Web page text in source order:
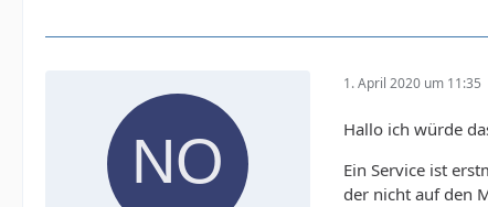
1. April 2020 um 11:35
Hallo ich würde
Ein Service ist
der nicht auf den